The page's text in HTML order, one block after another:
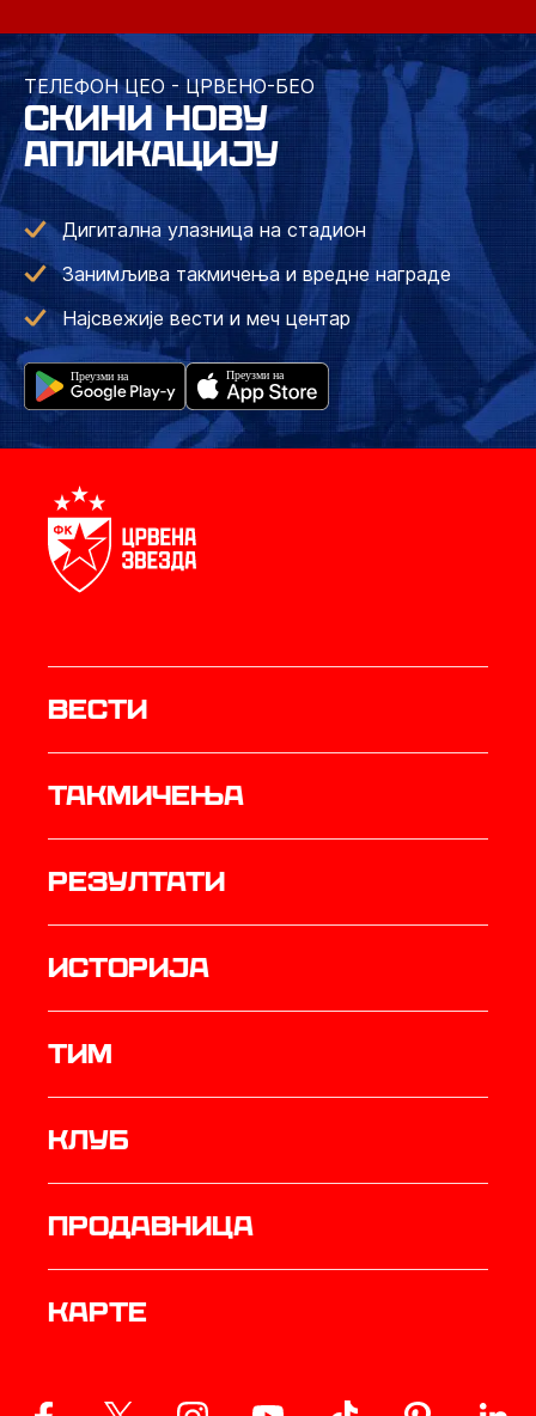
ТЕЛЕФОН ЦЕО - ЦРВЕНО-БЕО
СКИНИ НОВУ
АПЛИКАЦИЈУ
Дигитална улазница на стадион
Занимљива такмичења и вредне награде
Најсвежије вести и меч центар
Вести
Такмичења
резултати
историја
ТИМ
Клуб
продавница
Карте